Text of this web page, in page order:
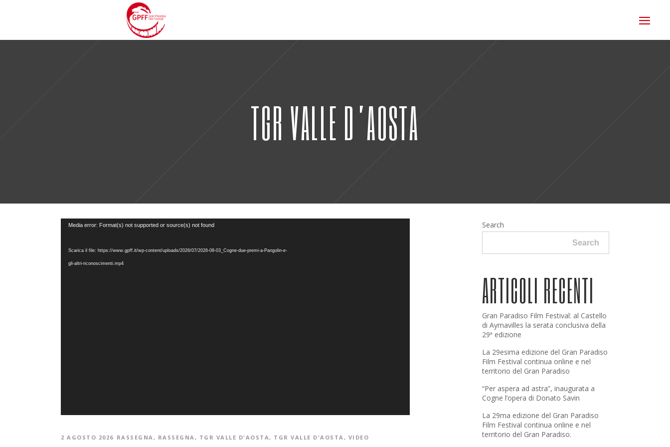
TGR VALLE D’AOSTA
Video
Media error: Format(s) not supported or source(s) not found
Scarica il file: https://www.gpff.it/wp-content/uploads/2026/07/2026-08-03_Cogne-due-premi-a-Pangolin-e-
gli-altri-riconoscimenti.mp4
2 AGOSTO 2026 RASSEGNA , RASSEGNA , TGR VALLE D'AOSTA , TGR VALLE D'AOSTA , VIDEO
Search
Search
ARTICOLI RECENTI
Gran Paradiso Film Festival: al Castello
di Aymavilles la serata conclusiva della
29ª edizione
La 29esima edizione del Gran Paradiso
Film Festival continua online e nel
territorio del Gran Paradiso
“Per aspera ad astra”, inaugurata a
Cogne l’opera di Donato Savin
La 29ma edizione del Gran Paradiso
Film Festival continua online e nel
territorio del Gran Paradiso.